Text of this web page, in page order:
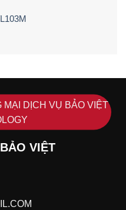
DỊCH VỤ BẢO VIỆT
VIỆT